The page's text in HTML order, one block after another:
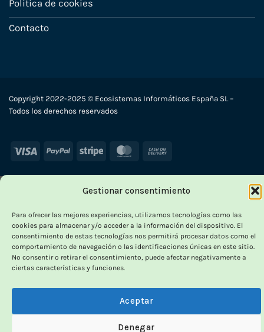
Gestionar consentimiento
Para ofrecer las mejores experiencias, utilizamos tecnologías como las
cookies para almacenar y/o acceder a la información del dispositivo. El
consentimiento de estas tecnologías nos permitirá procesar datos como el
comportamiento de navegación o las identificaciones únicas en este sitio.
No consentir o retirar el consentimiento, puede afectar negativamente a
ciertas características y funciones.
Aceptar
Denegar
Política de cookies
Contacto
Copyright 2022-2025 © Ecosistemas Informáticos España SL –
Todos los derechos reservados
Visa PayPal Stripe MasterCard